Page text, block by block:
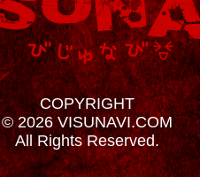
COPYRIGHT
© 2026 VISUNAVI.COM
All Rights Reserved.